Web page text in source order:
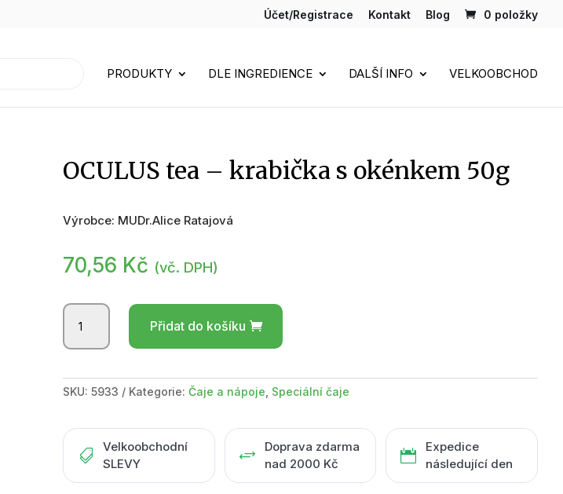
Účet/Registrace Kontakt Blog 0 položky
PRODUKTY DLE INGREDIENCE DALŠÍ INFO VELKOOBCHOD
OCULUS tea – krabička s okénkem 50g
Výrobce: MUDr.Alice Ratajová
70,56 Kč (vč. DPH)
OCULUS
tea
-
s
okénkem
množství
Přidat do košíku
SKU:5933 Kategorie:Čaje a nápoje Speciální čaje

Velkoobchodní
SLEVY
+
Doprava zdarma
nad 2000 Kč

Expedice
následující den